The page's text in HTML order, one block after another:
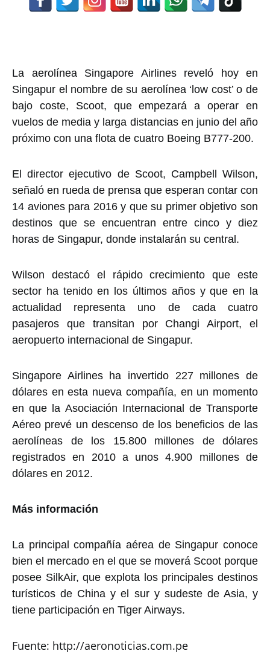
La aerolínea Singapore Airlines reveló hoy en
Singapur el nombre de su aerolínea ‘low cost’ o de
bajo coste, Scoot, que empezará a operar en
vuelos de media y larga distancias en junio del año
próximo con una flota de cuatro Boeing B777-200.
El director ejecutivo de Scoot, Campbell Wilson,
señaló en rueda de prensa que esperan contar con
14 aviones para 2016 y que su primer objetivo son
destinos que se encuentran entre cinco y diez
horas de Singapur, donde instalarán su central.
Wilson destacó el rápido crecimiento que este
sector ha tenido en los últimos años y que en la
actualidad representa uno de cada cuatro
pasajeros que transitan por Changi Airport, el
aeropuerto internacional de Singapur.
Singapore Airlines ha invertido 227 millones de
dólares en esta nueva compañía, en un momento
en que la Asociación Internacional de Transporte
Aéreo prevé un descenso de los beneficios de las
aerolíneas de los 15.800 millones de dólares
registrados en 2010 a unos 4.900 millones de
dólares en 2012.
Más información
La principal compañía aérea de Singapur conoce
bien el mercado en el que se moverá Scoot porque
posee SilkAir, que explota los principales destinos
turísticos de China y el sur y sudeste de Asia, y
tiene participación en Tiger Airways.
Fuente: http://aeronoticias.com.pe